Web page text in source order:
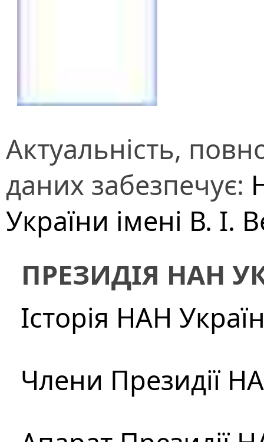
Актуальність,
даних забезпечує:
України імені В. І.
ПРЕЗИДІЯ НАН
Історія НАН
Члени Президії